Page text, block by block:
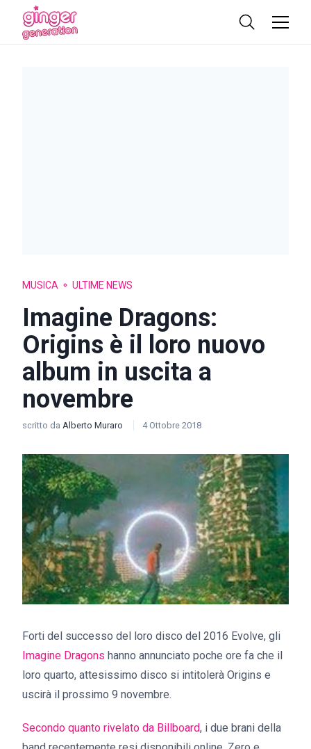
MUSICA ULTIME NEWS
Imagine Dragons:
Origins è il loro nuovo
album in uscita a
novembre
scritto da Alberto Muraro 4 Ottobre 2018
Forti del successo del loro disco del 2016 Evolve, gli
Imagine Dragons hanno annunciato poche ore fa che il
loro quarto, attesissimo disco si intitolerà Origins e
uscirà il prossimo 9 novembre.
Secondo quanto rivelato da Billboard, i due brani della